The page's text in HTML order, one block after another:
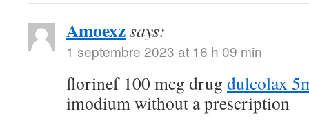
Amoexzsays:
1 septembre 2023 at 16 h 09 min
florinef 100 mcg drug dulcolax
imodium without a prescription